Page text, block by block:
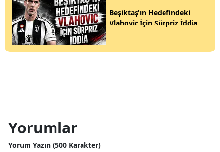
Beşiktaş'ın Hedefindeki
Vlahovic İçin Sürpriz İddia
Yorumlar
Yorum Yazın (500 Karakter)